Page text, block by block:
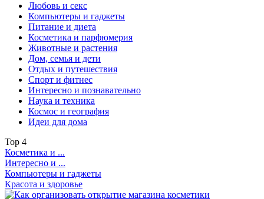
Любовь и секс
Компьютеры и гаджеты
Питание и диета
Косметика и парфюмерия
Животные и растения
Дом, семья и дети
Отдых и путешествия
Спорт и фитнес
Интересно и познавательно
Наука и техника
Космос и география
Идеи для дома
Top 4
Косметика и ...
Интересно и ...
Компьютеры и гаджеты
Красота и здоровье